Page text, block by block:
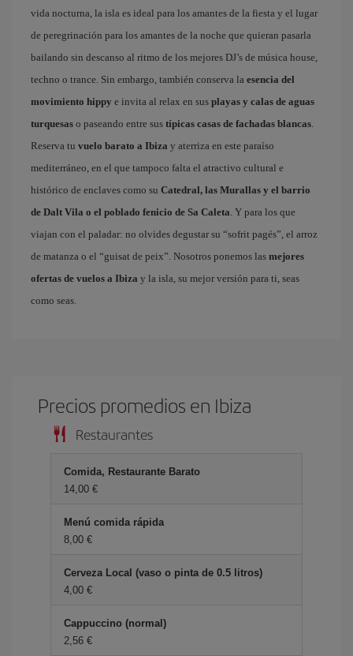
vida nocturna, la isla es ideal para los amantes de la fiesta y el lugar
de peregrinación para los amantes de la noche que quieran pasarla
bailando sin descanso al ritmo de los mejores DJ’s de música house,
techno o trance. Sin embargo, también conserva la esencia del
movimiento hippy e invita al relax en sus playas y calas de aguas
turquesas o paseando entre sus típicas casas de fachadas blancas.
Reserva tu vuelo barato a Ibiza y aterriza en este paraíso
mediterráneo, en el que tampoco falta el atractivo cultural e
histórico de enclaves como su Catedral, las Murallas y el barrio
de Dalt Vila o el poblado fenicio de Sa Caleta. Y para los que
viajan con el paladar: no olvides degustar su “sofrit pagés”, el arroz
de matanza o el “guisat de peix”. Nosotros ponemos las mejores
ofertas de vuelos a Ibiza y la isla, su mejor versión para ti, seas
como seas.
Precios promedios en Ibiza
Restaurantes
Comida, Restaurante Barato
14,00 €
Menú comida rápida
8,00 €
Cerveza Local (vaso o pinta de 0.5 litros)
4,00 €
Cappuccino (normal)
2,56 €